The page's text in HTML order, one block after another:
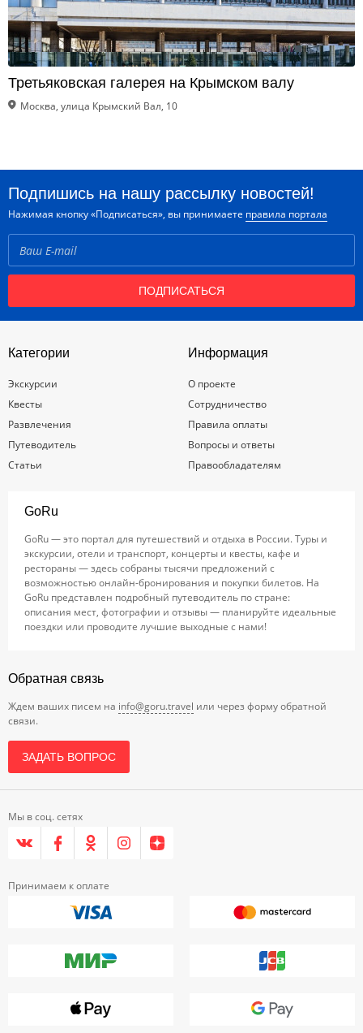
Третьяковская галерея на Крымском валу
Москва, улица Крымский Вал, 10
Подпишись на нашу рассылку новостей!
Нажимая кнопку «Подписаться», вы принимаете правила портала
ПОДПИСАТЬСЯ
Категории
Экскурсии
Квесты
Развлечения
Путеводитель
Статьи
Информация
О проекте
Сотрудничество
Правила оплаты
Вопросы и ответы
Правообладателям
GoRu
GoRu — это портал для путешествий и отдыха в России. Туры и
экскурсии, отели и транспорт, концерты и квесты, кафе и
рестораны — здесь собраны тысячи предложений с
возможностью онлайн-бронирования и покупки билетов. На
GoRu представлен подробный путеводитель по стране:
описания мест, фотографии и отзывы — планируйте идеальные
поездки или проводите лучшие выходные с нами!
Обратная связь
Ждем ваших писем на info@goru.travel или через форму обратной
связи.
ЗАДАТЬ ВОПРОС
Мы в соц. сетях
Принимаем к оплате